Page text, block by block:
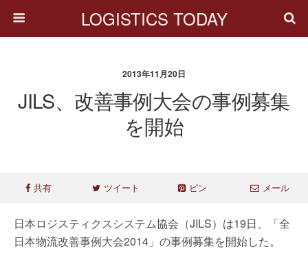
LOGISTICS TODAY
2013年11月20日
JILS、改善事例大会の事例募集
を開始
共有 ツイート ピン メール
日本ロジスティクスシステム協会（JILS）は19日、「全
日本物流改善事例大会2014」の事例募集を開始した。